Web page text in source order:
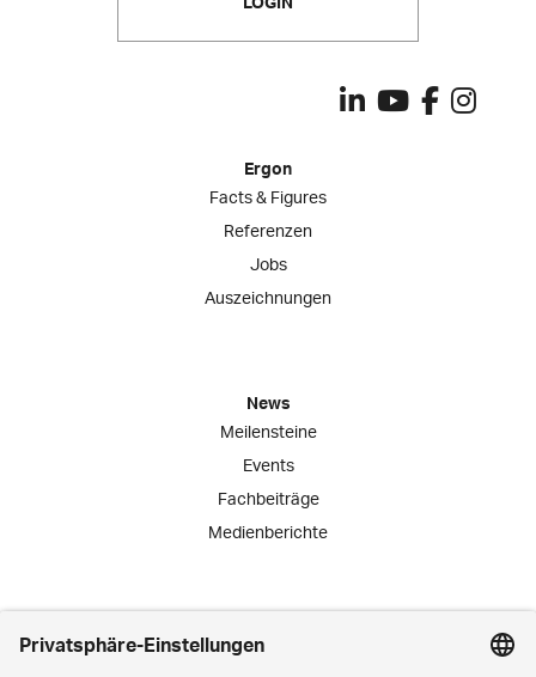
Ergon
Facts & Figures
Referenzen
Jobs
Auszeichnungen
News
Meilensteine
Events
Fachbeiträge
Medienberichte
Engagement